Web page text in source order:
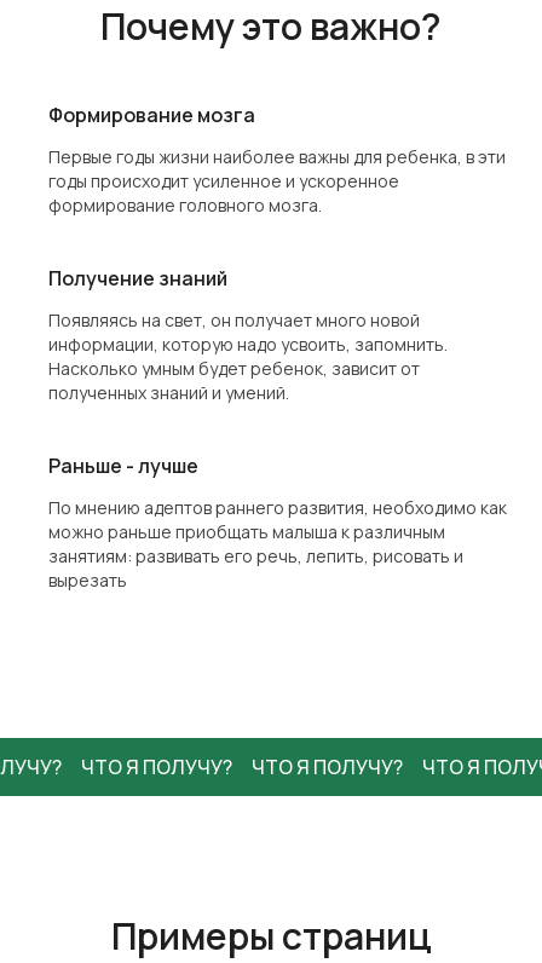
Почему это важно?
Формирование мозга
Первые годы жизни наиболее важны для ребенка, в эти
годы происходит усиленное и ускоренное
формирование головного мозга.
Получение знаний
Появляясь на свет, он получает много новой
информации, которую надо усвоить, запомнить.
Насколько умным будет ребенок, зависит от
полученных знаний и умений.
Раньше - лучше
По мнению адептов раннего развития, необходимо как
можно раньше приобщать малыша к различным
занятиям: развивать его речь, лепить, рисовать и
вырезать
ЧТО Я ПОЛУЧУ? ЧТО Я ПОЛУЧУ? ЧТО Я
Примеры страниц